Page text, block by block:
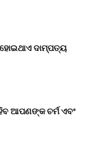
ହୋଇଥାଏ ଦାମ୍ପତ୍ୟ
ଆପଣଙ୍କ ଚର୍ମ ଏବଂ